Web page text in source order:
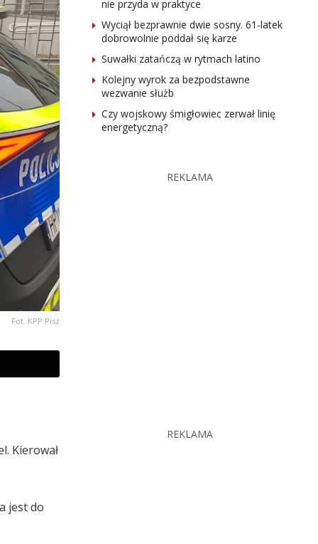
Fot. KPP Pisz
Kierował
jest do
nie przyda w praktyce
Wyciął bezprawnie dwie sosny. 61-latek
dobrowolnie poddał się karze
Suwałki zatańczą w rytmach latino
Kolejny wyrok za bezpodstawne
wezwanie służb
Czy wojskowy śmigłowiec zerwał linię
energetyczną?
REKLAMA
REKLAMA